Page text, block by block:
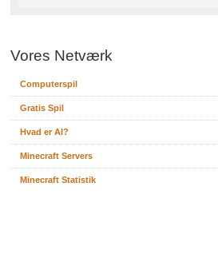
Vores Netværk
Computerspil
Gratis Spil
Hvad er AI?
Minecraft Servers
Minecraft Statistik